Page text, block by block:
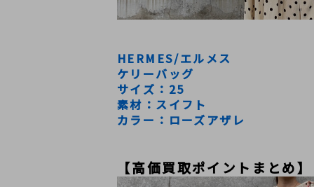
HERMES/エルメス
ケリーバッグ
サイズ：25
素材：スイフト
カラー：ローズアザレ
【高価買取ポイントまとめ】